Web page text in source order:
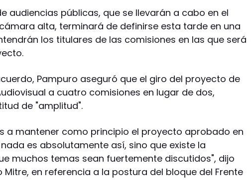
audiencias públicas, que se llevarán a cabo en el
alta, terminará de definirse esta tarde en una
los titulares de las comisiones en las que será
Pampuro aseguró que el giro del proyecto de
a cuatro comisiones en lugar de dos,
de "amplitud".
a mantener como principio el proyecto aprobado en
es absolutamente así, sino que existe la
muchos temas sean fuertemente discutidos", dijo
Mitre, en referencia a la postura del bloque del Frente